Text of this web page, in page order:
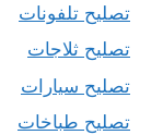
تصليح تلفونات
تصليح ثلاجات
تصليح سيارات
تصليح طباخات